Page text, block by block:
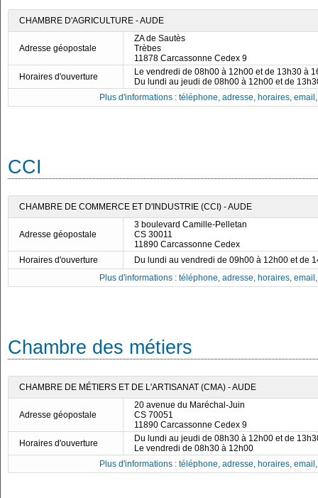
CHAMBRE D'AGRICULTURE - AUDE
Adresse géopostale
ZA de Sautès
Trèbes
11878 Carcassonne Cedex 9
Horaires d'ouverture
Le vendredi de 08h00 à 12h00 et de 13h30 à
Du lundi au jeudi de 08h00 à 12h00 et de
Plus d'informations : téléphone, adresse, horaires,
CCI
CHAMBRE DE COMMERCE ET D'INDUSTRIE (CCI) - AUDE
Adresse géopostale
3 boulevard Camille-Pelletan
CS 30011
11890 Carcassonne Cedex
Horaires d'ouverture
Du lundi au vendredi de 09h00 à 12h00 et de
Plus d'informations : téléphone, adresse, horaires,
Chambre des métiers
CHAMBRE DE MÉTIERS ET DE L'ARTISANAT (CMA) - AUDE
Adresse géopostale
20 avenue du Maréchal-Juin
CS 70051
11890 Carcassonne Cedex 9
Horaires d'ouverture
Du lundi au jeudi de 08h30 à 12h00 et de
Le vendredi de 08h30 à 12h00
Plus d'informations : téléphone, adresse, horaires,